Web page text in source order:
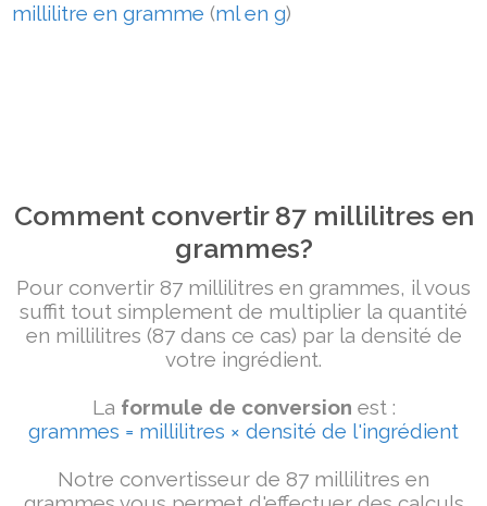
millilitre en gramme (ml en g)
Comment convertir 87 millilitres en
grammes?
Pour convertir 87 millilitres en grammes, il vous
suffit tout simplement de multiplier la quantité
en millilitres (87 dans ce cas) par la densité de
votre ingrédient.
La formule de conversion est :
grammes = millilitres × densité de l'ingrédient
Notre convertisseur de 87 millilitres en